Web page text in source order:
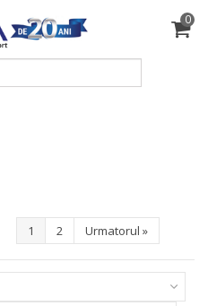
0
1 2 Urmatorul »